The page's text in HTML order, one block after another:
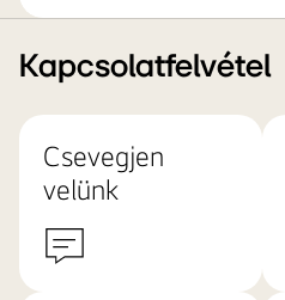
Kapcsolatfelvétel
Csevegjen
velünk